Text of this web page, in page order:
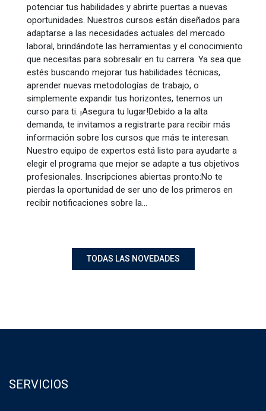
potenciar tus habilidades y abrirte puertas a nuevas
oportunidades. Nuestros cursos están diseñados para
adaptarse a las necesidades actuales del mercado
laboral, brindándote las herramientas y el conocimiento
que necesitas para sobresalir en tu carrera. Ya sea que
estés buscando mejorar tus habilidades técnicas,
aprender nuevas metodologías de trabajo, o
simplemente expandir tus horizontes, tenemos un
curso para ti. ¡Asegura tu lugar!Debido a la alta
demanda, te invitamos a registrarte para recibir más
información sobre los cursos que más te interesan.
Nuestro equipo de expertos está listo para ayudarte a
elegir el programa que mejor se adapte a tus objetivos
profesionales. Inscripciones abiertas pronto:No te
pierdas la oportunidad de ser uno de los primeros en
recibir notificaciones sobre la…
TODAS LAS NOVEDADES
SERVICIOS